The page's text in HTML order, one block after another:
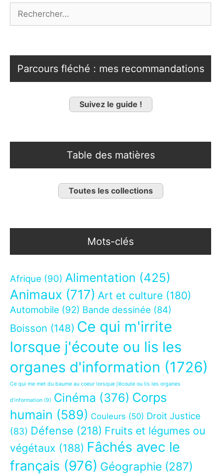
Parcours fléché : mes recommandations
Suivez le guide !
Table des matières
Toutes les collections
Mots-clés
Afrique (90) Alimentation (425)
Animaux (717) Art et culture (180)
Automobile (92) Bande dessinée (84)
Boisson (148) Ce qui m'irrite
lorsque j'écoute ou lis les
organes d'information (1726)
Ce qui me met du baume au coeur lorsque j’écoute ou lis les organes
d’information (9) Cinéma (376) Corps
humain (589) Couleurs (50) Droit Justice
(83) Défense (218) Fruits et légumes ou
végétaux (188) Fâchés avec le
français (976) Géographie (287)